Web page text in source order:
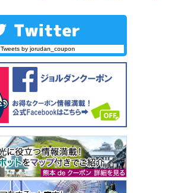
Tweets by jorudan_coupon